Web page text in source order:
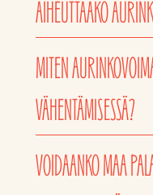
AIHEUTTAAKO
MITEN
VÄHENTÄMISESSÄ?
VOIDAANKO MAA